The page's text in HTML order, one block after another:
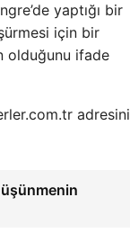
yaptığı bir
için bir
olduğunu ifade
adresini